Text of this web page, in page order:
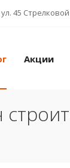
45
Акции